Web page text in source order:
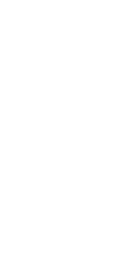
第 3 部分「服務
約束：(i) 暗網
| 諾頓密碼管理
，以及家長防護
全搜尋引擎，以
支援服務、(vii)
、(ix) 身分
，以及 (xi)
分「一般條款」
或不一致，則以
指定時間內免費
的促銷材料中